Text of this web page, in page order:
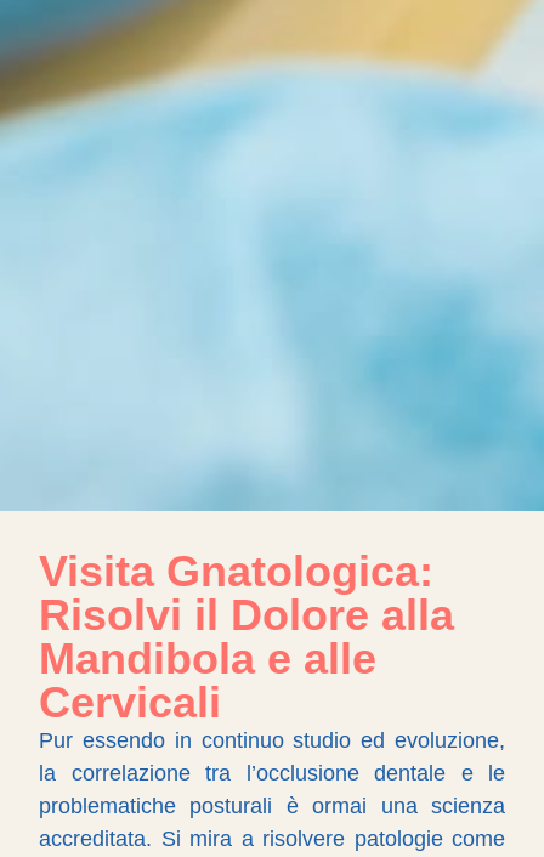
Visita Gnatologica:
Risolvi il Dolore alla
Mandibola e alle
Cervicali
Pur essendo in continuo studio ed evoluzione,
la correlazione tra l’occlusione dentale e le
problematiche posturali è ormai una scienza
accreditata. Si mira a risolvere patologie come